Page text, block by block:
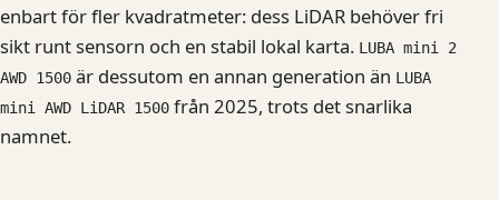
enbart för fler kvadratmeter: dess LiDAR behöver fri
sikt runt sensorn och en stabil lokal karta. LUBA mini 2
AWD 1500 är dessutom en annan generation än LUBA
mini AWD LiDAR 1500 från 2025, trots det snarlika
namnet.